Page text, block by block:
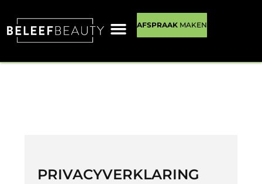
de
inhoud
AFSPRAAKMAKEN
PRIVACYVERKLARING